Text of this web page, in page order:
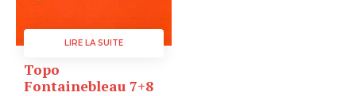
du
produit
LIRE LA SUITE
Topo
Fontainebleau 7+8